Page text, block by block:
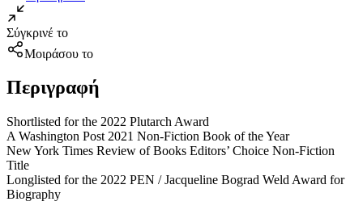
Σύγκρινέ το
Μοιράσου το
Περιγραφή
Shortlisted for the 2022 Plutarch Award
A Washington Post 2021 Non-Fiction Book of the Year
New York Times Review of Books Editors’ Choice Non-Fiction
Title
Longlisted for the 2022 PEN / Jacqueline Bograd Weld Award for
Biography